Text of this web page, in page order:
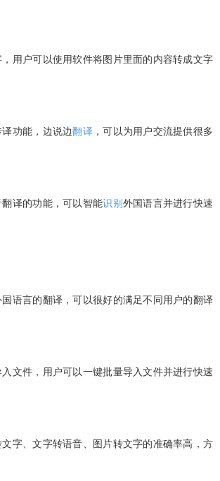
户可以使用软件将图片里面的内容转成文字
功能，边说边翻译 ，可以为用户交流提供很多
译的功能，可以智能识别外国语言并进行快速
言的翻译，可以很好的满足不同用户的翻译
件，用户可以一键批量导入文件并进行快速
、文字转语音、图片转文字的准确率高，方